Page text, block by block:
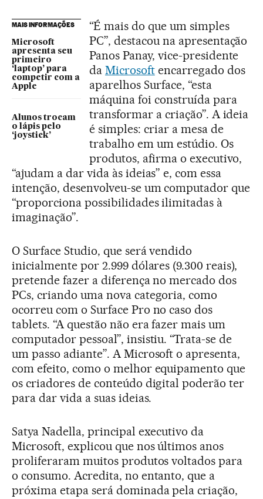
MAIS INFORMAÇÕES
Microsoft
apresenta seu
primeiro
‘laptop’ para
competir com a
Apple
Alunos trocam
o lápis pelo
‘joystick’
“É mais do que um simples
PC”, destacou na apresentação
Panos Panay, vice-presidente
da Microsoftencarregado dos
aparelhos Surface, “esta
máquina foi construída para
transformar a criação”. A ideia
é simples: criar a mesa de
trabalho em um estúdio. Os
produtos, afirma o executivo,
“ajudam a dar vida às ideias” e, com essa
intenção, desenvolveu-se um computador que
“proporciona possibilidades ilimitadas à
imaginação”.
O Surface Studio, que será vendido
inicialmente por 2.999 dólares (9.300 reais),
pretende fazer a diferença no mercado dos
PCs, criando uma nova categoria, como
ocorreu com o Surface Pro no caso dos
tablets. “A questão não era fazer mais um
computador pessoal”, insistiu. “Trata-se de
um passo adiante”. A Microsoft o apresenta,
com efeito, como o melhor equipamento que
os criadores de conteúdo digital poderão ter
para dar vida a suas ideias.
Satya Nadella, principal executivo da
Microsoft, explicou que nos últimos anos
proliferaram muitos produtos voltados para
o consumo. Acredita, no entanto, que a
próxima etapa será dominada pela criação,